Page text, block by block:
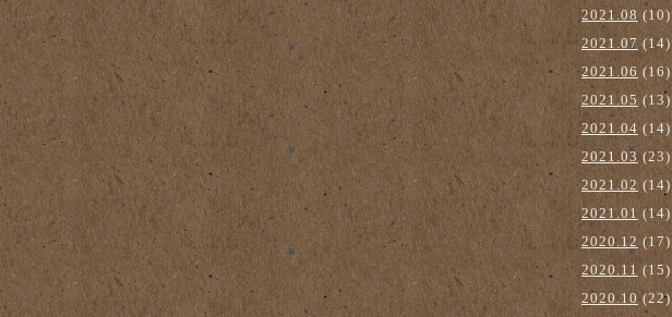
2021.08(10)
2021.07 (14)
2021.06(16)
2021.05(13)
2021.04(14)
2021.03(23)
2021.02 (14)
2021.01 (14)
2020.12(17)
2020.11 (15)
2020.10(22)